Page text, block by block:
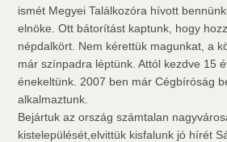
ismét Megyei Találkozóra hívott
elnöke. Ott bátorítást kaptunk, hogy
népdalkört. Nem kérettük magunkat, a
már színpadra léptünk. Attól kezdve 15
énekeltünk. 2007 ben már Cégbíróság
alkalmaztunk.
Bejártuk az ország számtalan
kistelepülését,elvittük kisfalunk jó hírét